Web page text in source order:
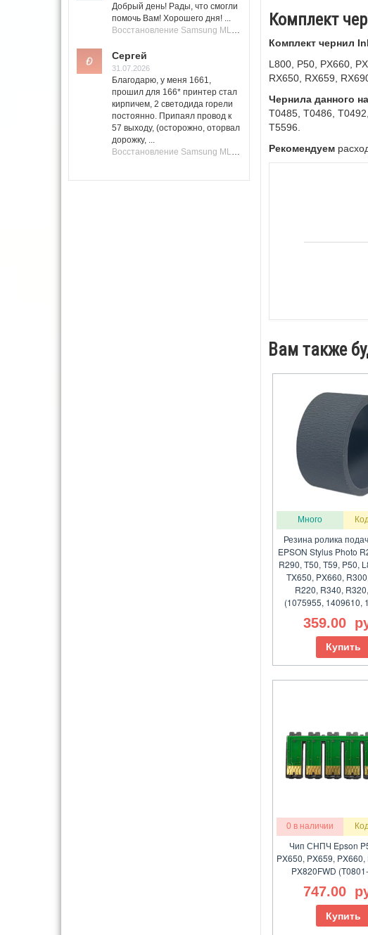
Добрый день! Рады, что смогли
помочь Вам! Хорошего дня! ...
Восстановление Samsung ML-1661, ML-1666 после не удачной прошивки.
Сергей
31.07.2026
Благодарю, у меня 1661,
прошил для 166* принтер стал
кирпичем, 2 светодида горели
постоянно. Припаял провод к
57 выходу, (осторожно, оторвал
дорожку, ...
Восстановление Samsung ML-1661, ML-1666 после не удачной прошивки.
Комплект
Комплект чернил
L800, P50, PX660,
RX650, RX659,
Чернила данного
T0485, T0486,
T5596.
Рекомендуем
Вам также
Много
Резина ролика
EPSON Stylus Photo
R290, T50, T59, P50,
TX650, PX660,
R220, R340,
(1075955, 1409610,
359.00
Купить
0 в наличии
Чип СНПЧ Epson
PX650, PX659, PX660,
PX820FWD
747.00
Купить